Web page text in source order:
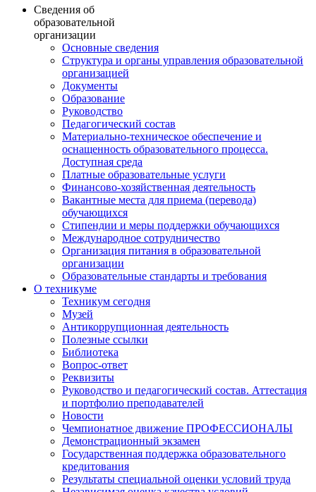
Сведения об
образовательной
организации
Основные сведения
Структура и органы управления образовательной
организацией
Документы
Образование
Руководство
Педагогический состав
Материально-техническое обеспечение и
оснащенность образовательного процесса.
Доступная среда
Платные образовательные услуги
Финансово-хозяйственная деятельность
Вакантные места для приема (перевода)
обучающихся
Стипендии и меры поддержки обучающихся
Международное сотрудничество
Организация питания в образовательной
организации
Образовательные стандарты и требования
О техникуме
Техникум сегодня
Музей
Антикоррупционная деятельность
Полезные ссылки
Библиотека
Вопрос-ответ
Реквизиты
Руководство и педагогический состав. Аттестация
и портфолио преподавателей
Новости
Чемпионатное движение ПРОФЕССИОНАЛЫ
Демонстрационный экзамен
Государственная поддержка образовательного
кредитования
Результаты специальной оценки условий труда